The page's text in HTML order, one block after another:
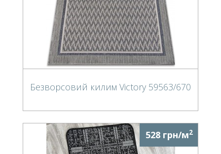
Безворсовий килим Victory 59563/670
528 грн/м2